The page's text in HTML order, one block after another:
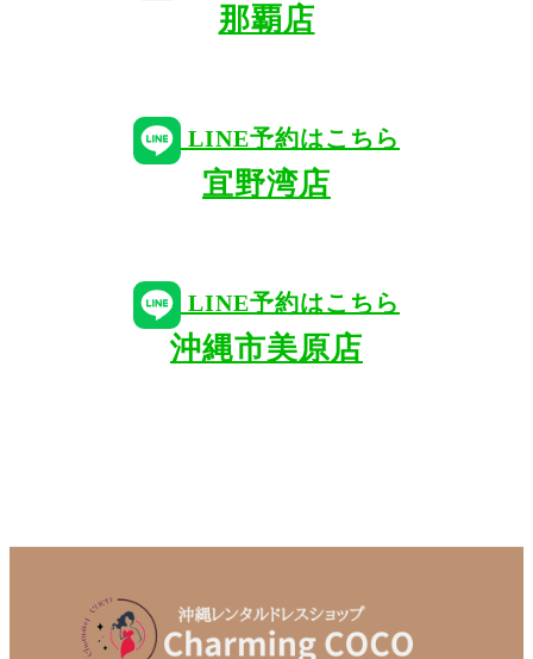
那覇店
LINE予約はこちら
宜野湾店
LINE予約はこちら
沖縄市美原店